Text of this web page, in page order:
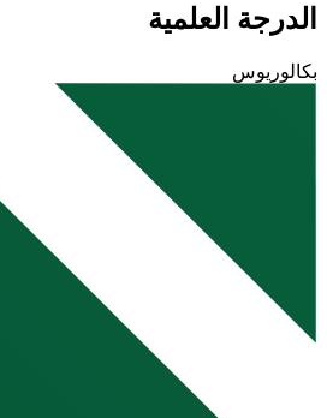
الدرجة العلمية
بكالوريوس